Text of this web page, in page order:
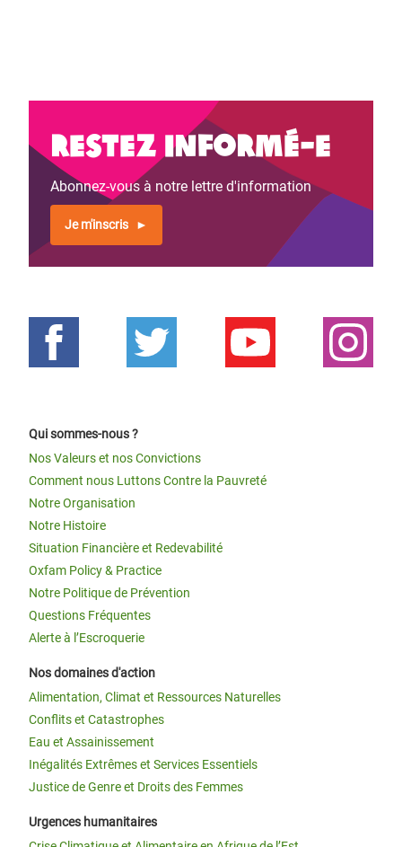
Restez informé-e
Abonnez-vous à notre lettre d'information
Je m'inscris
Qui sommes-nous ?
Nos Valeurs et nos Convictions
Comment nous Luttons Contre la Pauvreté
Notre Organisation
Notre Histoire
Situation Financière et Redevabilité
Oxfam Policy & Practice
Notre Politique de Prévention
Questions Fréquentes
Alerte à l’Escroquerie
Nos domaines d'action
Alimentation, Climat et Ressources Naturelles
Conflits et Catastrophes
Eau et Assainissement
Inégalités Extrêmes et Services Essentiels
Justice de Genre et Droits des Femmes
Urgences humanitaires